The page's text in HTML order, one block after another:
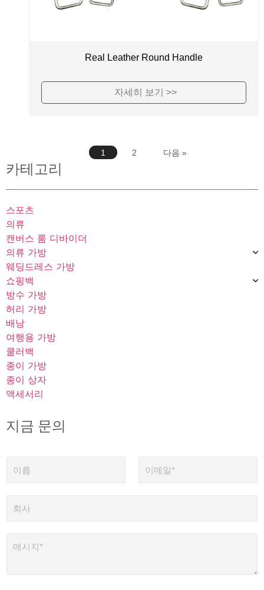
카테고리
스포츠
의류
캔버스 룸 디바이더
의류 가방
웨딩드레스 가방
쇼핑백
방수 가방
허리 가방
배낭
여행용 가방
쿨러백
종이 가방
종이 상자
액세서리
지금 문의
름
메
사
시
Real Leather Round Handle
자세히 보기 >>
1 2 다음 »